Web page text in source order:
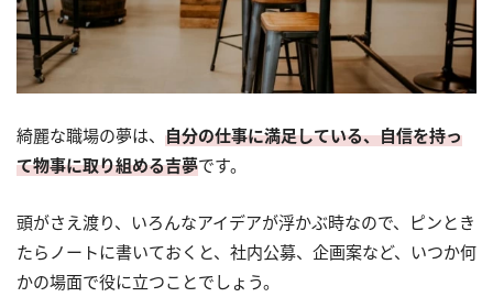
綺麗な職場の夢は、 自分の仕事に満足している、自信を持っ
て物事に取り組める吉夢です。
頭がさえ渡り、いろんなアイデアが浮かぶ時なので、ピンとき
たらノートに書いておくと、社内公募、企画案など、いつか何
かの場面で役に立つことでしょう。